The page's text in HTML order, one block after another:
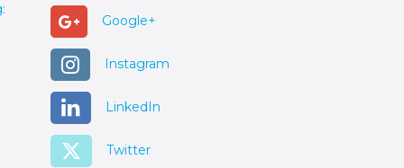
Google+
Instagram
LinkedIn
Twitter